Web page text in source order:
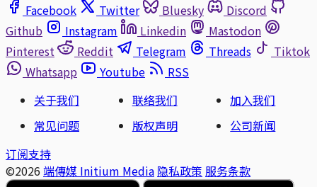
Facebook
Twitter Bluesky
Discord
Github
Instagram Linkedin
Mastodon
Pinterest
Reddit Telegram Threads
Tiktok
Whatsapp
Youtube
RSS
关于我们
联络我们
加入我们
常见问题
版权声明
公司新闻
订阅支持
©2026 端傳媒 Initium Media 隐私政策 服务条款